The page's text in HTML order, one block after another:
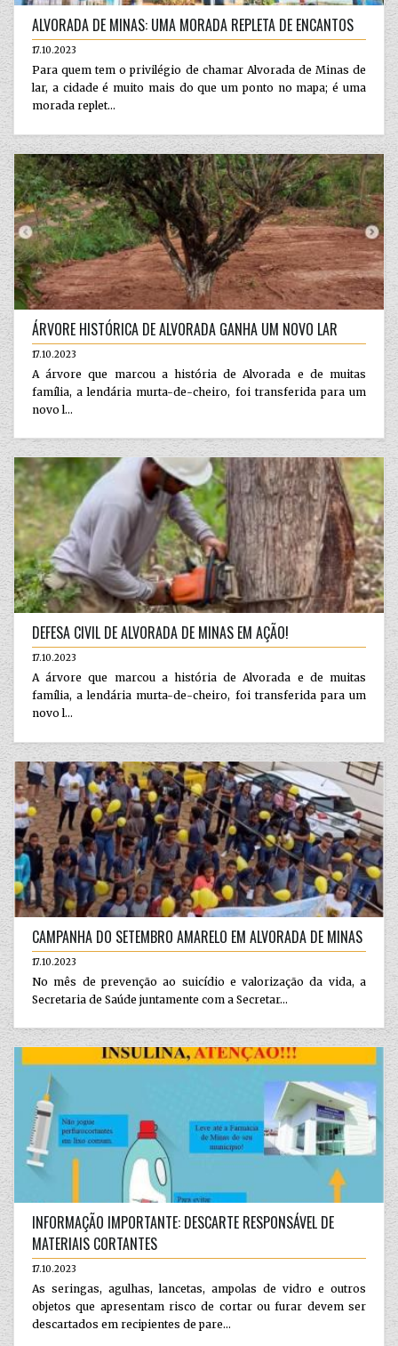
ALVORADA DE MINAS: UMA MORADA REPLETA DE ENCANTOS
17.10.2023
Para quem tem o privilégio de chamar Alvorada de Minas de
lar, a cidade é muito mais do que um ponto no mapa; é uma
morada replet...
ÁRVORE HISTÓRICA DE ALVORADA GANHA UM NOVO LAR
17.10.2023
A árvore que marcou a história de Alvorada e de muitas
família, a lendária murta-de-cheiro, foi transferida para um
novo l...
DEFESA CIVIL DE ALVORADA DE MINAS EM AÇÃO!
17.10.2023
A árvore que marcou a história de Alvorada e de muitas
família, a lendária murta-de-cheiro, foi transferida para um
novo l...
CAMPANHA DO SETEMBRO AMARELO EM ALVORADA DE MINAS
17.10.2023
No mês de prevenção ao suicídio e valorização da vida, a
Secretaria de Saúde juntamente com a Secretar...
INFORMAÇÃO IMPORTANTE: DESCARTE RESPONSÁVEL DE
MATERIAIS CORTANTES
17.10.2023
As seringas, agulhas, lancetas, ampolas de vidro e outros
objetos que apresentam risco de cortar ou furar devem ser
descartados em recipientes de pare...